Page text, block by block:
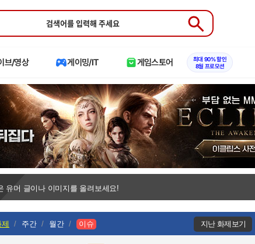
Submit
브/영상 게이밍/IT 게임스토어
최대 90% 할인
8월 프로모션
유머 글이나 이미지를 올려보세요!
주간 월간 이슈 지난 화제보기